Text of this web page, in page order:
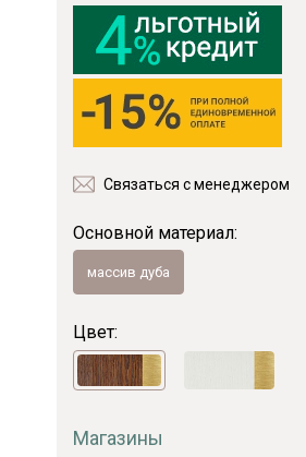
Мебельный щит
Пиломатериалы
Гнутоклееные детали
Топливные брикеты
Щепа древесная
Связаться с менеджером
Основной материал:
массив дуба
Цвет:
Магазины